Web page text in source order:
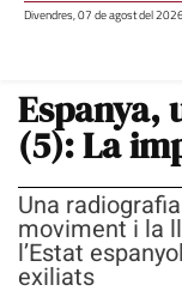
Divendres, 07 de agost del 2026
Espanya,
(5): La
Una
moviment i la
l’Estat
exiliats